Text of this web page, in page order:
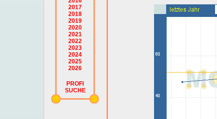
2017
2018
2019
2020
2021
2022
2023
2024
2025
2026
PROFI
SUCHE